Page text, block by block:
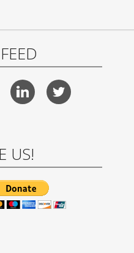
US!